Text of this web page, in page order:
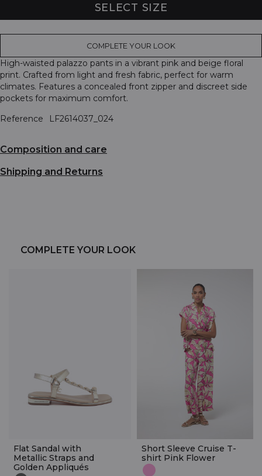
SELECT SIZE
COMPLETE YOUR LOOK
High-waisted palazzo pants in a vibrant pink and beige floral
print. Crafted from light and fresh fabric, perfect for warm
climates. Features a concealed front zipper and discreet side
pockets for maximum comfort.
Reference
LF2614037_024
Composition and care
Shipping and Returns
COMPLETE YOUR LOOK
Flat Sandal with
Metallic Straps and
Golden Appliqués
Short Sleeve Cruise T-
shirt Pink Flower